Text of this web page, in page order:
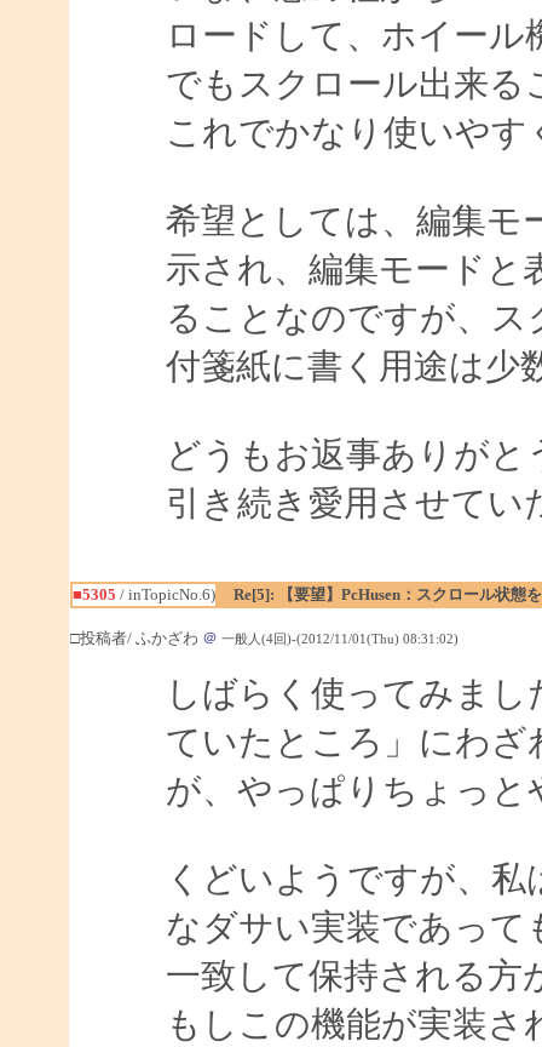
ロードして、ホイー
でもスクロール出来る
これでかなり使いやす
希望としては、編集モ
示され、編集モードと
ることなのですが、
付箋紙に書く用途は少
どうもお返事ありが
引き続き愛用させてい
■5305 / inTopicNo.6) Re[5]: 【要望】PcHusen：スクロール状態
□投稿者/ ふかざわ ＠ 一般人(4回)-(2012/11/01(Thu) 08:31:02)
しばらく使ってみま
ていたところ」にわ
が、やっぱりちょっ
くどいようですが、
なダサい実装であって
一致して保持される方
もしこの機能が実装